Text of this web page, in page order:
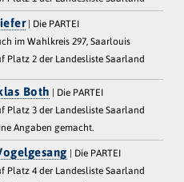
| Die PARTEI
im Wahlkreis 297, Saarlouis
Platz 2 der Landesliste Saarland
Both | Die PARTEI
Platz 3 der Landesliste Saarland
Angaben gemacht.
| Die PARTEI
Platz 4 der Landesliste Saarland